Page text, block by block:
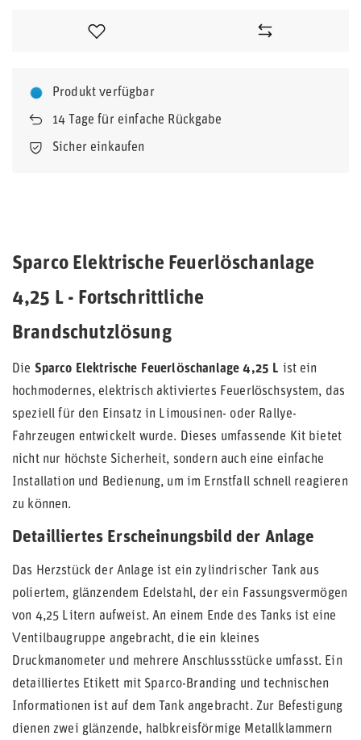
Produkt verfügbar
14 Tage für einfache Rückgabe
Sicher einkaufen
Sparco Elektrische Feuerlöschanlage
4,25 L - Fortschrittliche
Brandschutzlösung
Die Sparco Elektrische Feuerlöschanlage 4,25 L ist ein
hochmodernes, elektrisch aktiviertes Feuerlöschsystem, das
speziell für den Einsatz in Limousinen- oder Rallye-
Fahrzeugen entwickelt wurde. Dieses umfassende Kit bietet
nicht nur höchste Sicherheit, sondern auch eine einfache
Installation und Bedienung, um im Ernstfall schnell reagieren
zu können.
Detailliertes Erscheinungsbild der Anlage
Das Herzstück der Anlage ist ein zylindrischer Tank aus
poliertem, glänzendem Edelstahl, der ein Fassungsvermögen
von 4,25 Litern aufweist. An einem Ende des Tanks ist eine
Ventilbaugruppe angebracht, die ein kleines
Druckmanometer und mehrere Anschlussstücke umfasst. Ein
detailliertes Etikett mit Sparco-Branding und technischen
Informationen ist auf dem Tank angebracht. Zur Befestigung
dienen zwei glänzende, halbkreisförmige Metallklammern